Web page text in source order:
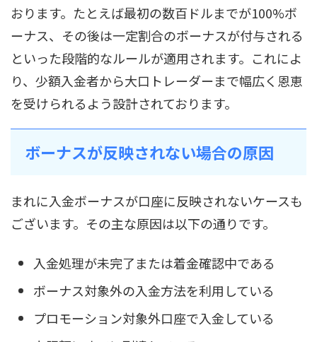
おります。たとえば最初の数百ドルまでが100%ボ
ーナス、その後は一定割合のボーナスが付与される
といった段階的なルールが適用されます。これによ
り、少額入金者から大口トレーダーまで幅広く恩恵
を受けられるよう設計されております。
ボーナスが反映されない場合の原因
まれに入金ボーナスが口座に反映されないケースも
ございます。その主な原因は以下の通りです。
入金処理が未完了または着金確認中である
ボーナス対象外の入金方法を利用している
プロモーション対象外口座で入金している